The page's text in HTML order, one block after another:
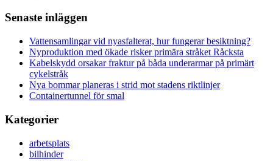
Senaste inläggen
Vattensamlingar vid nyasfalterat, hur fungerar besiktning?
Nyproduktion med ökade risker primära stråket Råcksta
Kabelskydd orsakar fraktur på båda underarmar på primärt
cykelstråk
Nya bommar planeras i strid mot stadens riktlinjer
Containertunnel för smal
Kategorier
arbetsplats
bilhinder